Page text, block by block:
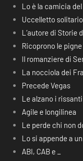
Lo è la camicia
Uccelletto solitario
L’autore di Storie
Ricoprono le pigne
Il romanziere di
La nocciola dei
Precede Vegas
Le alzano i rissanti
Agile e longilinea
Le perde chi non
Lo si appende a
ABI, CAB e _